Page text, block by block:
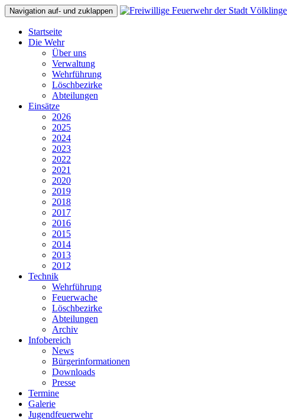
Navigation auf- und zuklappen
Startseite
Die Wehr
Über uns
Verwaltung
Wehrführung
Löschbezirke
Abteilungen
Einsätze
2026
2025
2024
2023
2022
2021
2020
2019
2018
2017
2016
2015
2014
2013
2012
Technik
Wehrführung
Feuerwache
Löschbezirke
Abteilungen
Archiv
Infobereich
News
Bürgerinformationen
Downloads
Presse
Termine
Galerie
Jugendfeuerwehr